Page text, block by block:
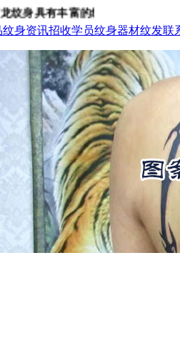
身具有丰富的纹身、纹发经验，
纹身资讯招收学员纹身器材纹发联